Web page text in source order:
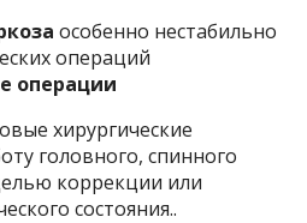
особенно нестабильно
операций
операции
хирургические
головного, спинного
коррекции или
состояния..